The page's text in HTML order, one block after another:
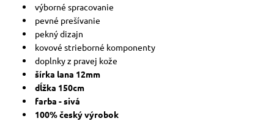
výborné spracovanie
pevné prešívanie
pekný dizajn
kovové strieborné komponenty
doplnky z pravej kože
šírka lana 12mm
dĺžka 150cm
farba - sivá
100% český výrobok